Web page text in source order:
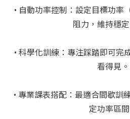
• 自動功率控制： 設定目標功率
阻力，維持穩
• 科學化訓練： 專注踩踏即可完
看得見。
• 專業課表搭配： 最適合間歇訓
定功率區間